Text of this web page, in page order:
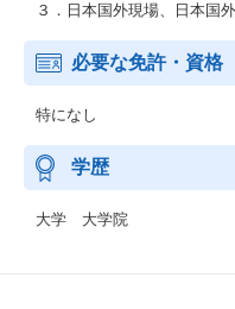
３．日本国外現場、日本国
必要な免許・資格
特になし
学歴
大学 大学院